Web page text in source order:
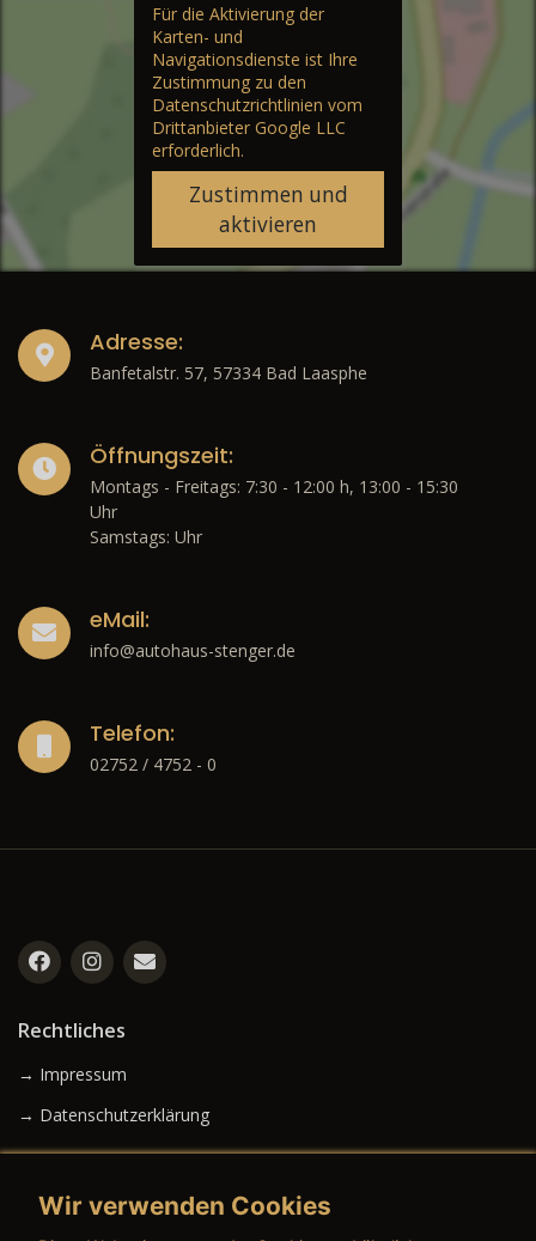
Für die Aktivierung der
Karten- und
Navigationsdienste ist Ihre
Zustimmung zu den
Datenschutzrichtlinien vom
Drittanbieter Google LLC
erforderlich.
Zustimmen und
aktivieren
Adresse:
Banfetalstr. 57, 57334 Bad Laasphe
Öffnungszeit:
Montags - Freitags: 7:30 - 12:00 h, 13:00 - 15:30
Uhr
Samstags: Uhr
eMail:
info@autohaus-stenger.de
Telefon:
02752 / 4752 - 0
Rechtliches
→ Impressum
→ Datenschutzerklärung
Wir verwenden Cookies